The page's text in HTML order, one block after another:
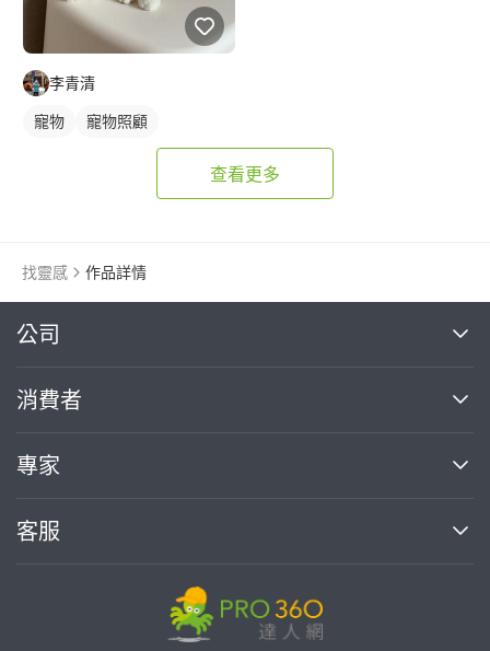
李青清
寵物 寵物照顧
查看更多
找靈感 作品詳情
公司
關於我們
部落格
加入我們
消費者
買服務
熱門服務
專家
案件中心
客服
繼續完成